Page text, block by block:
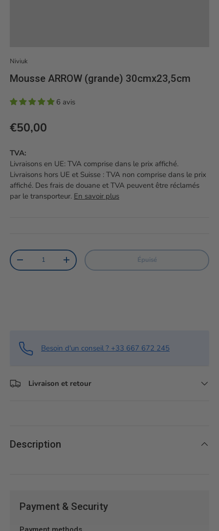
Niviuk
Mousse ARROW (grande) 30cmx23,5cm
6 avis
Prix habituel
€50,00
TVA:
Livraisons en UE: TVA comprise dans le prix affiché.
Livraisons hors UE et Suisse : TVA non comprise dans le prix
affiché. Des frais de douane et TVA peuvent être réclamés
par le transporteur. En savoir plus
Qté
Diminuer la quantitéAugmenter la quantité Épuisé
Besoin d'un conseil ? +33 667 672 245
Livraison et retour
Description
Payment & Security